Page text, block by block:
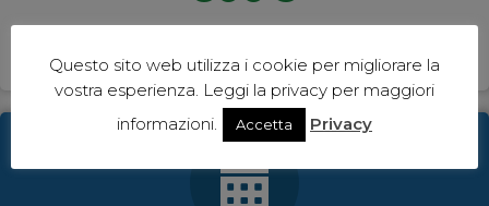
Questo sito web utilizza i cookie per migliorare la
vostra esperienza. Leggi la privacy per maggiori
informazioni.
Accetta Privacy